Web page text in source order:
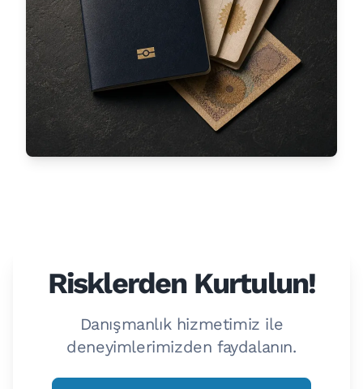
Risklerden Kurtulun!
Danışmanlık hizmetimiz ile
deneyimlerimizden faydalanın.